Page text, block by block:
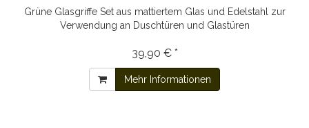
Grüne Glasgriffe Set aus mattiertem Glas und Edelstahl zur
Verwendung an Duschtüren und Glastüren
39,90 € *
Mehr Informationen